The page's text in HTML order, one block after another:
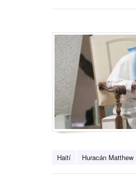
Haití Huracán Matthew